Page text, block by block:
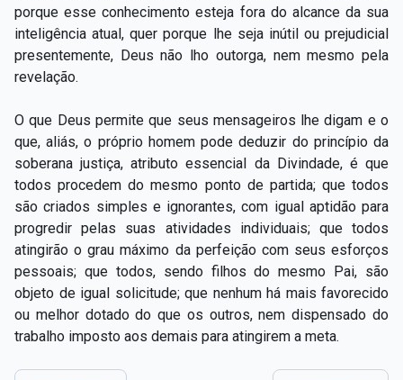
porque esse conhecimento esteja fora do alcance da sua
inteligência atual, quer porque lhe seja inútil ou prejudicial
presentemente, Deus não lho outorga, nem mesmo pela
revelação.
O que Deus permite que seus mensageiros lhe digam e o
que, aliás, o próprio homem pode deduzir do princípio da
soberana justiça, atributo essencial da Divindade, é que
todos procedem do mesmo ponto de partida; que todos
são criados simples e ignorantes, com igual aptidão para
progredir pelas suas atividades individuais; que todos
atingirão o grau máximo da perfeição com seus esforços
pessoais; que todos, sendo filhos do mesmo Pai, são
objeto de igual solicitude; que nenhum há mais favorecido
ou melhor dotado do que os outros, nem dispensado do
trabalho imposto aos demais para atingirem a meta.